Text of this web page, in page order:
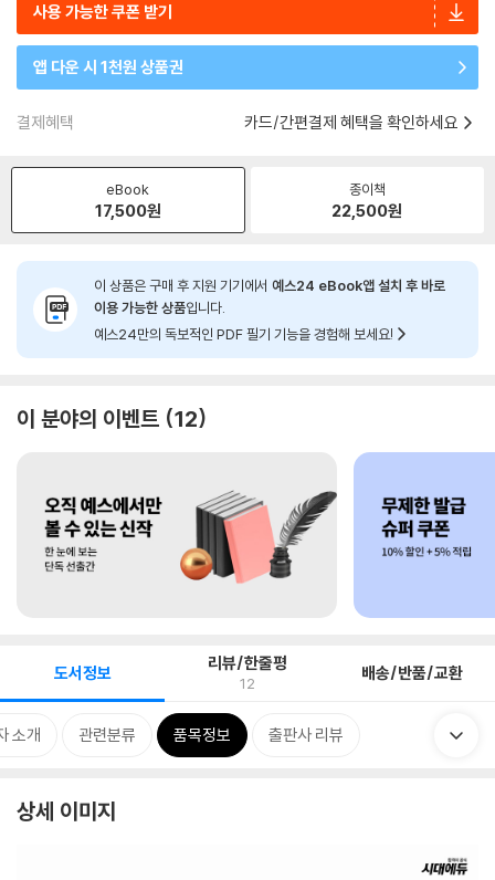
사용 가능한 쿠폰 받기
앱 다운 시 1천원 상품권
결제혜택 카드/간편결제 혜택을 확인하세요
eBook
17,500원
종이책
22,500원
이 상품은 구매 후 지원 기기에서 예스24 eBook앱 설치 후 바로
이용 가능한 상품입니다.
예스24만의 독보적인 PDF 필기 기능을 경험해 보세요!
이 분야의 이벤트 12
도서정보 리뷰/한줄평
12 배송/반품/교환
소개 관련분류 품목정보 출판사 리뷰
상세 이미지